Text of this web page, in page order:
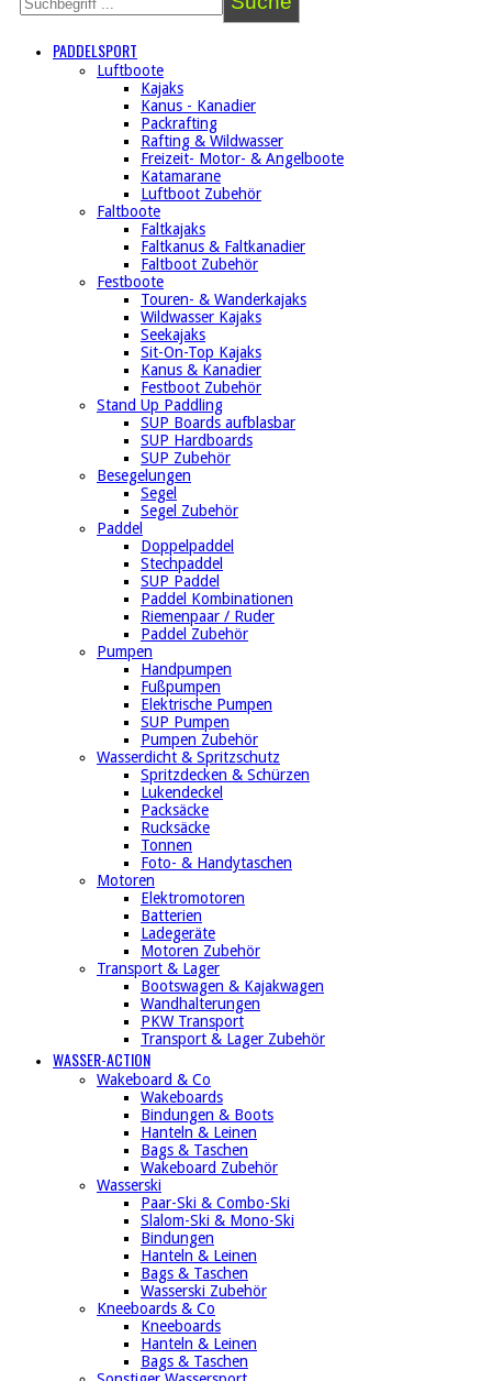
PADDELSPORT
Luftboote
Kajaks
Kanus - Kanadier
Packrafting
Rafting & Wildwasser
Freizeit- Motor- & Angelboote
Katamarane
Luftboot Zubehör
Faltboote
Faltkajaks
Faltkanus & Faltkanadier
Faltboot Zubehör
Festboote
Touren- & Wanderkajaks
Wildwasser Kajaks
Seekajaks
Sit-On-Top Kajaks
Kanus & Kanadier
Festboot Zubehör
Stand Up Paddling
SUP Boards aufblasbar
SUP Hardboards
SUP Zubehör
Besegelungen
Segel
Segel Zubehör
Paddel
Doppelpaddel
Stechpaddel
SUP Paddel
Paddel Kombinationen
Riemenpaar / Ruder
Paddel Zubehör
Pumpen
Handpumpen
Fußpumpen
Elektrische Pumpen
SUP Pumpen
Pumpen Zubehör
Wasserdicht & Spritzschutz
Spritzdecken & Schürzen
Lukendeckel
Packsäcke
Rucksäcke
Tonnen
Foto- & Handytaschen
Motoren
Elektromotoren
Batterien
Ladegeräte
Motoren Zubehör
Transport & Lager
Bootswagen & Kajakwagen
Wandhalterungen
PKW Transport
Transport & Lager Zubehör
WASSER-ACTION
Wakeboard & Co
Wakeboards
Bindungen & Boots
Hanteln & Leinen
Bags & Taschen
Wakeboard Zubehör
Wasserski
Paar-Ski & Combo-Ski
Slalom-Ski & Mono-Ski
Bindungen
Hanteln & Leinen
Bags & Taschen
Wasserski Zubehör
Kneeboards & Co
Kneeboards
Hanteln & Leinen
Bags & Taschen